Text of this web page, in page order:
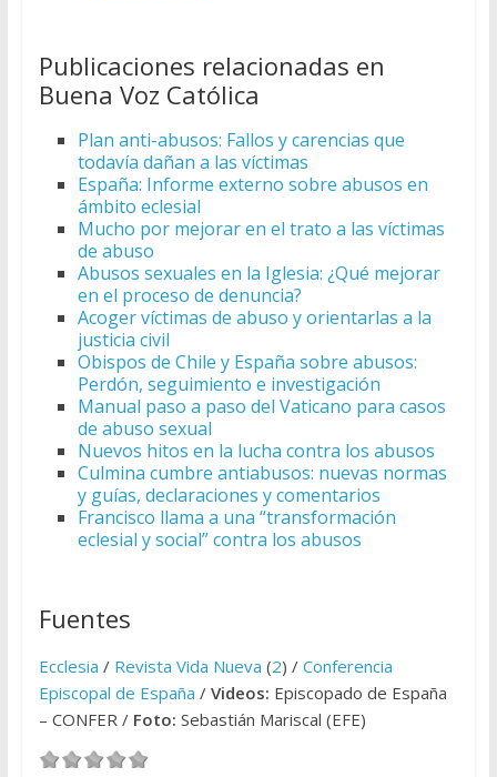
Publicaciones relacionadas en
Buena Voz Católica
Plan anti-abusos: Fallos y carencias que
todavía dañan a las víctimas
España: Informe externo sobre abusos en
ámbito eclesial
Mucho por mejorar en el trato a las víctimas
de abuso
Abusos sexuales en la Iglesia: ¿Qué mejorar
en el proceso de denuncia?
Acoger víctimas de abuso y orientarlas a la
justicia civil
Obispos de Chile y España sobre abusos:
Perdón, seguimiento e investigación
Manual paso a paso del Vaticano para casos
de abuso sexual
Nuevos hitos en la lucha contra los abusos
Culmina cumbre antiabusos: nuevas normas
y guías, declaraciones y comentarios
Francisco llama a una “transformación
eclesial y social” contra los abusos
Fuentes
Ecclesia / Revista Vida Nueva (2) / Conferencia
Episcopal de España / Videos: Episcopado de España
– CONFER / Foto: Sebastián Mariscal (EFE)